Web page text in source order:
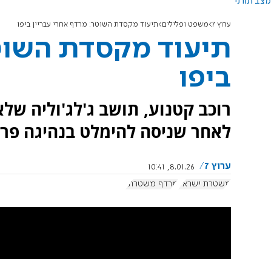
ערוץ 7 משפט ופלילים תיעוד מקסדת השוטר: מרדף אחרי עבריין ביפו
תיעוד מקסדת
ביפו
רוכב קטנוע, תושב ג'לג'וליה
לאחר שניסה להימלט בנהיגה
ערוץ 7
8.01.26, 10:41
משטרת ישראל
מרדף משטרתי